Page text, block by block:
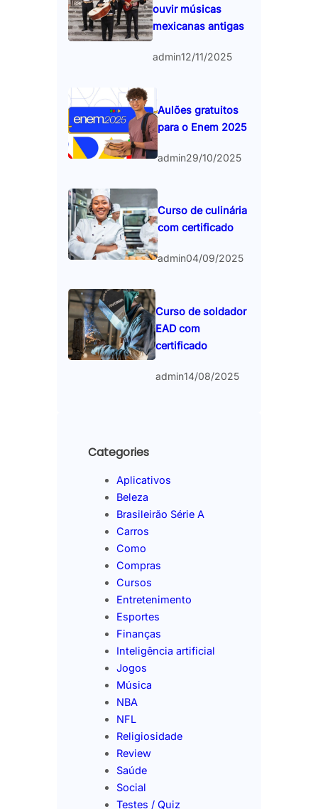
ouvir músicas
mexicanas antigas
admin12/11/2025
Aulões gratuitos
para o Enem 2025
admin29/10/2025
Curso de culinária
com certificado
admin04/09/2025
Curso de soldador
EAD com
certificado
admin14/08/2025
Categories
Aplicativos
Beleza
Brasileirão Série A
Carros
Como
Compras
Cursos
Entretenimento
Esportes
Finanças
Inteligência artificial
Jogos
Música
NBA
NFL
Religiosidade
Review
Saúde
Social
Testes / Quiz